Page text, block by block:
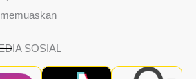
SOSIAL